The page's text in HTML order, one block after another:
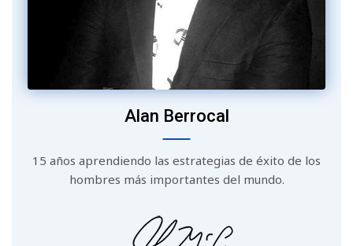
Alan Berrocal
15 años aprendiendo las estrategias de éxito de los
hombres más importantes del mundo.